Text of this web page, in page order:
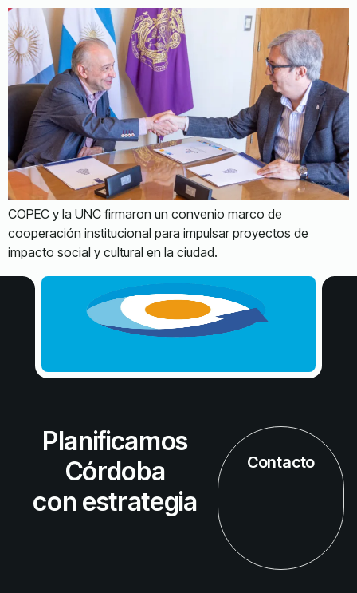
COPEC y la UNC firmaron un convenio marco de
cooperación institucional para impulsar proyectos de
impacto social y cultural en la ciudad.
Planificamos
Córdoba
con estrategia
Contacto